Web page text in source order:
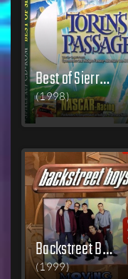
Best of Sierra Nr. 9
(1998)
MEHR
Backstreet Boys: Puzzles in Motion
(1999)